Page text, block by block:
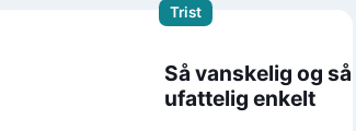
Trist
Så vanskelig og så
ufattelig enkelt